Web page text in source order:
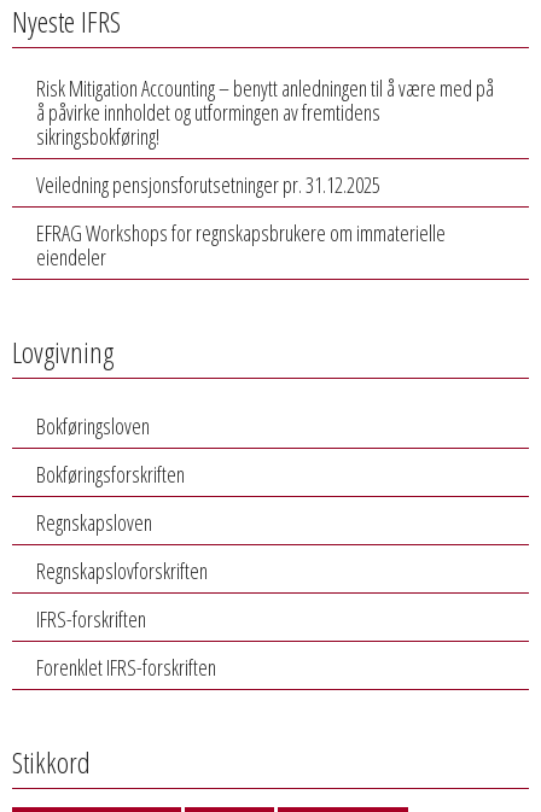
Nyeste IFRS
Risk Mitigation Accounting – benytt anledningen til å være med på
å påvirke innholdet og utformingen av fremtidens
sikringsbokføring!
Veiledning pensjonsforutsetninger pr. 31.12.2025
EFRAG Workshops for regnskapsbrukere om immaterielle
eiendeler
Lovgivning
Bokføringsloven
Bokføringsforskriften
Regnskapsloven
Regnskapslovforskriften
IFRS-forskriften
Forenklet IFRS-forskriften
Stikkord